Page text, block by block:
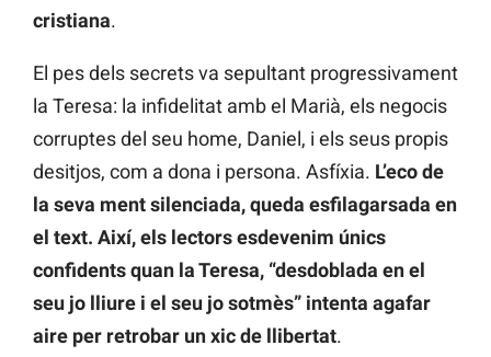
cristiana.
El pes dels secrets va sepultant progressivament
la Teresa: la infidelitat amb el Marià, els negocis
corruptes del seu home, Daniel, i els seus propis
desitjos, com a dona i persona. Asfíxia. L’eco de
la seva ment silenciada, queda esfilagarsada en
el text. Així, els lectors esdevenim únics
confidents quan la Teresa, “desdoblada en el
seu jo lliure i el seu jo sotmès” intenta agafar
aire per retrobar un xic de llibertat.